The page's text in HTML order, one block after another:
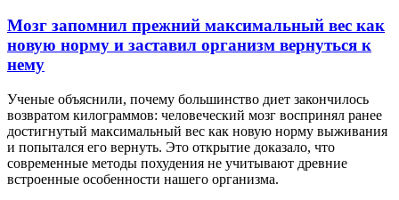
Мозг запомнил прежний максимальный вес как
новую норму и заставил организм вернуться к
нему
Ученые объяснили, почему большинство диет закончилось
возвратом килограммов: человеческий мозг воспринял ранее
достигнутый максимальный вес как новую норму выживания
и попытался его вернуть. Это открытие доказало, что
современные методы похудения не учитывают древние
встроенные особенности нашего организма.